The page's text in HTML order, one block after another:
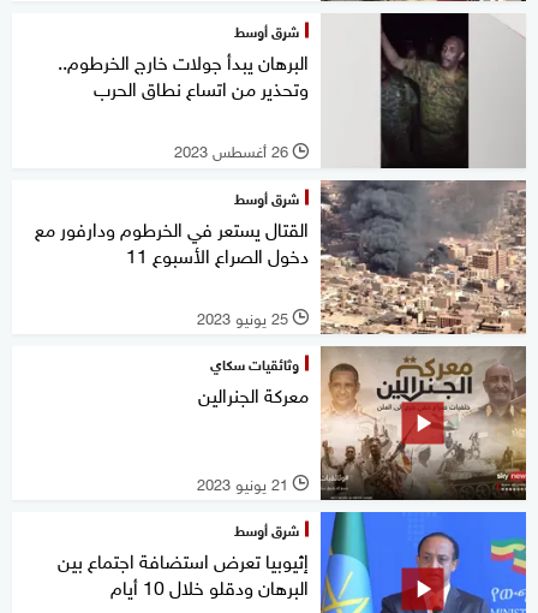
شرق أوسط
البرهان يبدأ جولات خارج الخرطوم..
وتحذير من اتساع نطاق الحرب
l 26 أغسطس 2023
شرق أوسط
القتال يستعر في الخرطوم ودارفور مع
دخول الصراع الأسبوع 11
l 25 يونيو 2023
وثائقيات سكاي
معركة الجنرالين
l 21 يونيو 2023
شرق أوسط
إثيوبيا تعرض استضافة اجتماع بين
البرهان ودقلو خلال 10 أيام